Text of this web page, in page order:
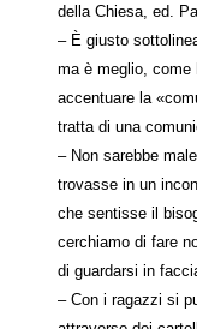
della Chiesa, ed.
– È giusto
ma è meglio, come
accentuare la
tratta di una
– Non sarebbe
trovasse in un
che sentisse il
cerchiamo di fare
di guardarsi in
– Con i ragazzi si